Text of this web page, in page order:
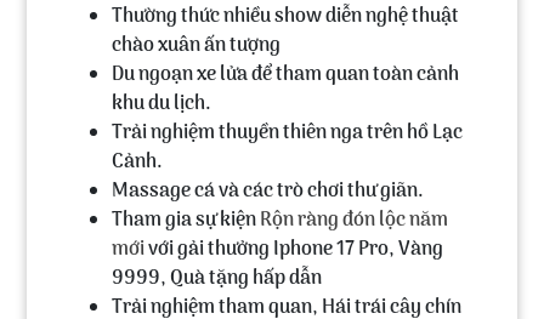
Thường thức nhiều show diễn nghệ thuật
chào xuân ấn tượng
Du ngoạn xe lửa để tham quan toàn cảnh
khu du lịch.
Trải nghiệm thuyền thiên nga trên hồ Lạc
Cảnh.
Massage cá và các trò chơi thư giãn.
Tham gia sự kiệnRộn ràng đón lộc năm
mớivới gải thưởng Iphone 17 Pro, Vàng
9999, Quà tặng hấp dẫn
Trải nghiệm tham quan, Hái trái cây chín